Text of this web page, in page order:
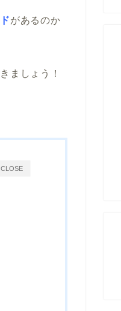
があるのか
ましょう！
CLOSE